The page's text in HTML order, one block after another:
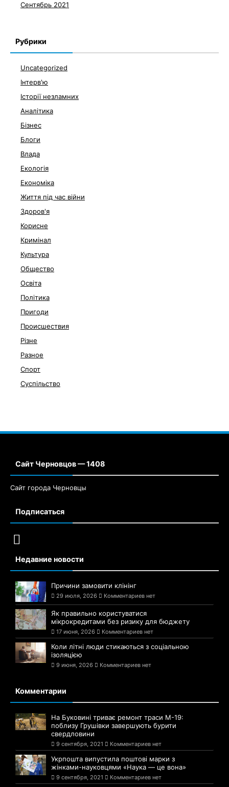
Сентябрь 2021
Рубрики
Uncategorized
Інтерв'ю
Історії незламних
Аналітика
Бізнес
Блоги
Влада
Екологія
Економіка
Життя під час війни
Здоров'я
Корисне
Кримінал
Культура
Общество
Освіта
Політика
Пригоди
Происшествия
Різне
Разное
Спорт
Суспільство
Сайт Черновцов — 1408
Сайт города Черновцы
Подписаться
Недавние новости
Причини замовити клінінг
29 июля, 2026 Комментариев нет
Як правильно користуватися
мікрокредитами без ризику для бюджету
17 июня, 2026 Комментариев нет
Коли літні люди стикаються з соціальною
ізоляцією
9 июня, 2026 Комментариев нет
Комментарии
На Буковині триває ремонт траси М-19:
поблизу Грушівки завершують бурити
свердловини
9 сентября, 2021 Комментариев нет
Укрпошта випустила поштові марки з
жінками-науковцями «Наука — це вона»
9 сентября, 2021 Комментариев нет